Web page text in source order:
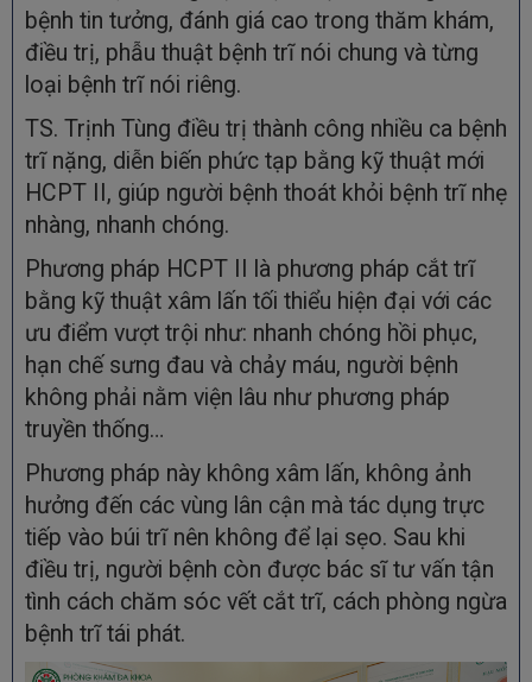
bệnh tin tưởng, đánh giá cao trong thăm khám,
điều trị, phẫu thuật bệnh trĩ nói chung và từng
loại bệnh trĩ nói riêng.
TS. Trịnh Tùng điều trị thành công nhiều ca bệnh
trĩ nặng, diễn biến phức tạp bằng kỹ thuật mới
HCPT II, giúp người bệnh thoát khỏi bệnh trĩ nhẹ
nhàng, nhanh chóng.
Phương pháp HCPT II là phương pháp cắt trĩ
bằng kỹ thuật xâm lấn tối thiểu hiện đại với các
ưu điểm vượt trội như: nhanh chóng hồi phục,
hạn chế sưng đau và chảy máu, người bệnh
không phải nằm viện lâu như phương pháp
truyền thống…
Phương pháp này không xâm lấn, không ảnh
hưởng đến các vùng lân cận mà tác dụng trực
tiếp vào búi trĩ nên không để lại sẹo. Sau khi
điều trị, người bệnh còn được bác sĩ tư vấn tận
tình cách chăm sóc vết cắt trĩ, cách phòng ngừa
bệnh trĩ tái phát.